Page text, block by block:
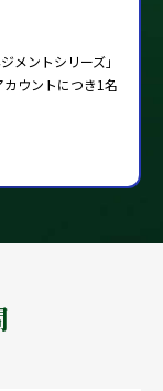
メントシリーズ」
ウントにつき1名